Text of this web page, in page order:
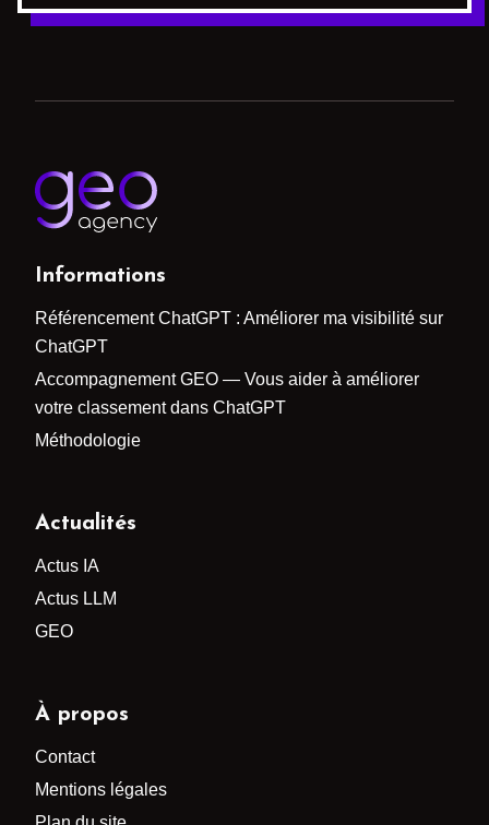
Informations
Référencement ChatGPT : Améliorer ma visibilité sur
ChatGPT
Accompagnement GEO — Vous aider à améliorer
votre classement dans ChatGPT
Méthodologie
Actualités
Actus IA
Actus LLM
GEO
À propos
Contact
Mentions légales